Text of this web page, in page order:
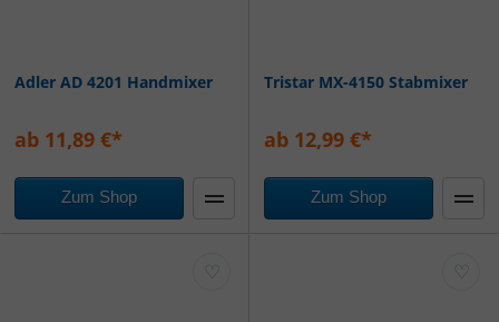
Adler AD 4201 Handmixer
ab 11,89 €*
Zum Shop
Tristar MX-4150 Stabmixer
ab 12,99 €*
Zum Shop
♡ ♡